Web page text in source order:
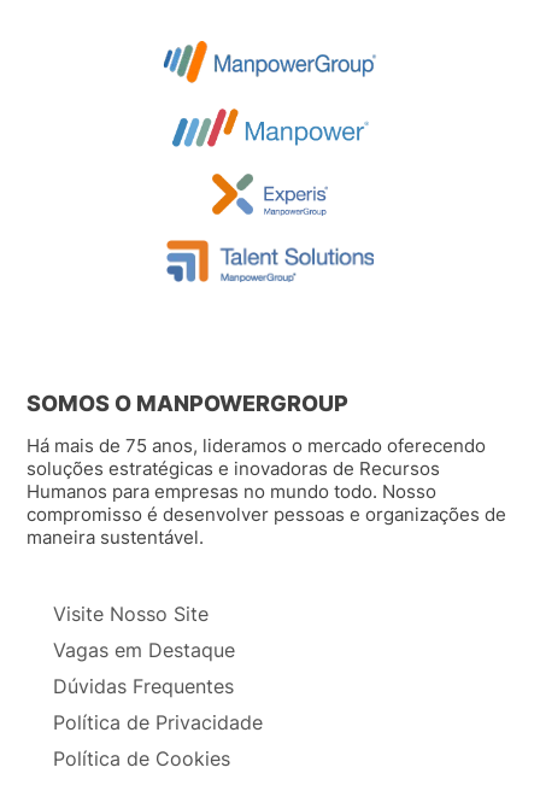
SOMOS O MANPOWERGROUP
Há mais de 75 anos, lideramos o mercado oferecendo
soluções estratégicas e inovadoras de Recursos
Humanos para empresas no mundo todo. Nosso
compromisso é desenvolver pessoas e organizações de
maneira sustentável.
Visite Nosso Site
Vagas em Destaque
Dúvidas Frequentes
Política de Privacidade
Política de Cookies